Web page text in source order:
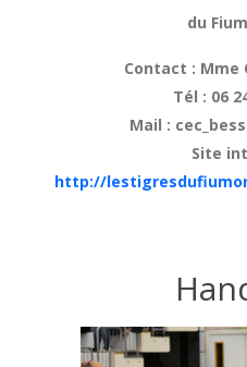
du
Contact : Mme
Tél : 06
Mail :
Site
http://